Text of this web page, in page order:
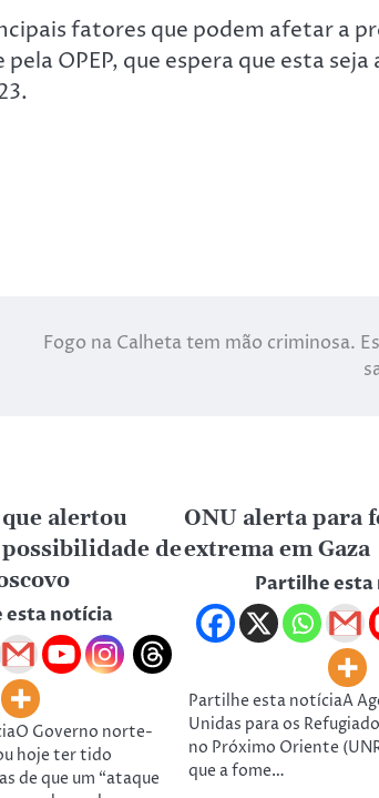
fatores que podem afetar a
OPEP, que espera que esta seja
Fogo na Calheta tem mão criminosa.
alertou
de
esta notícia
Governo norte-
hoje ter tido
de que um “ataque
ONU alerta para
extrema em Gaza
Partilhe esta
Partilhe esta notíciaA
Unidas para os
no Próximo Oriente
que a fome…